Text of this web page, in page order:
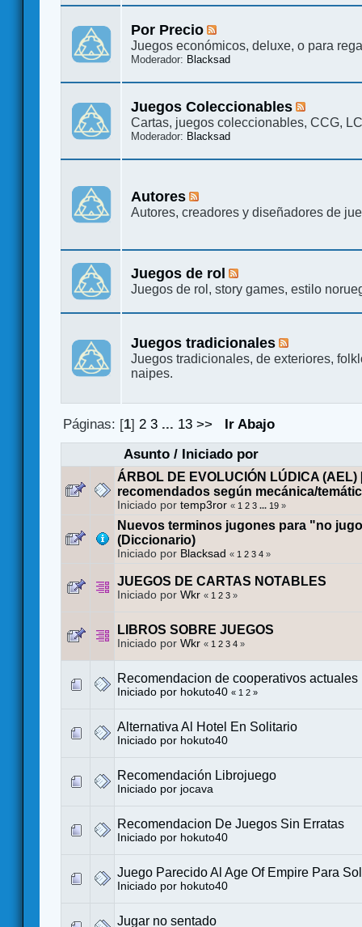
Por Precio
Juegos económicos, deluxe, o para
Moderador: Blacksad
Juegos Coleccionables
Cartas, juegos coleccionables, CCG,
Moderador: Blacksad
Autores
Autores, creadores y diseñadores de
Juegos de rol
Juegos de rol, story games, estilo
Juegos tradicionales
Juegos tradicionales, de exteriores,
naipes.
Páginas: [1]2 3 ... 13 >>
Ir Abajo
Asunto/ Iniciado por
ÁRBOL DE EVOLUCIÓN LÚDICA
recomendados según mecánica/
Iniciado por temp3ror « 1 2 3 ... 19 »
Nuevos terminos jugones para "no
(Diccionario)
Iniciado por Blacksad « 1 2 3 4 »
JUEGOS DE CARTAS NOTABLES
Iniciado por Wkr « 1 2 3 »
LIBROS SOBRE JUEGOS
Iniciado por Wkr « 1 2 3 4 »
Recomendacion de cooperativos actuales
Iniciado por hokuto40 « 1 2 »
Alternativa Al Hotel En Solitario
Iniciado por hokuto40
Recomendación Librojuego
Iniciado por jocava
Recomendacion De Juegos Sin Erratas
Iniciado por hokuto40
Juego Parecido Al Age Of Empire Para
Iniciado por hokuto40
Jugar no sentado